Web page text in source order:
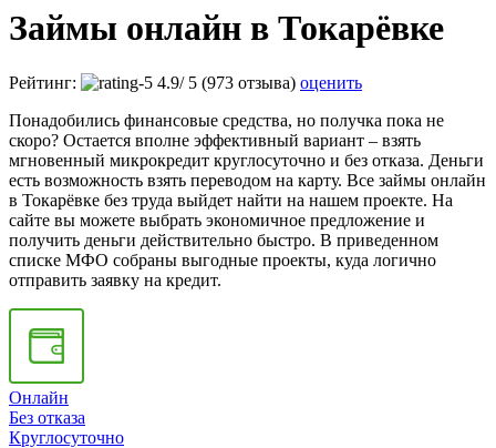
Займы онлайн в Токарёвке
Рейтинг: 4.9/ 5 (973 отзыва) оценить
Понадобились финансовые средства, но получка пока не
скоро? Остается вполне эффективный вариант – взять
мгновенный микрокредит круглосуточно и без отказа. Деньги
есть возможность взять переводом на карту. Все займы онлайн
в Токарёвке без труда выйдет найти на нашем проекте. На
сайте вы можете выбрать экономичное предложение и
получить деньги действительно быстро. В приведенном
списке МФО собраны выгодные проекты, куда логично
отправить заявку на кредит.
Онлайн
Без отказа
Круглосуточно